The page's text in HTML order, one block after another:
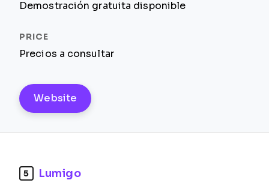
Demostración gratuita disponible
Precios a consultar
Website
5 Lumigo